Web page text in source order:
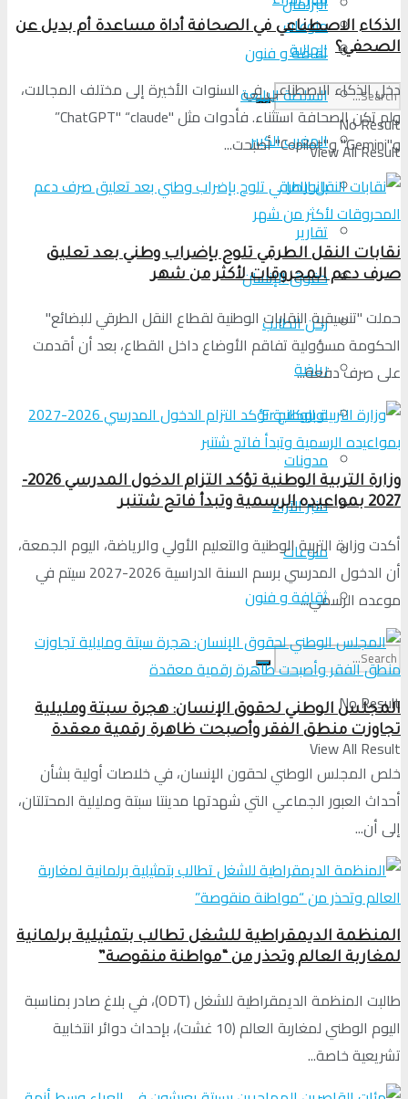
منوعات
ثقافة و فنون
No Result
View All Result
الجالية
السلطة الرابعة
المغرب الكبير
بانوراما
تقارير
حقوق الإنسان
ركن الطالب
رياضة
لوبوكلاج Fr
مدونات
منبر الآراء
منوعات
ثقافة و فنون
No Result
View All Result
الذكاء الاصطناعي في الصحافة أداة مساعدة أم بديل عن
الصحفي؟
دخل الذكاء الاصطناعي في السنوات الأخيرة إلى مختلف المجالات،
ولم تكن الصحافة استثناء. فأدوات مثل "ChatGPT" “claude”
و"Gemini" و"Copilot" أصبحت...
نقابات النقل الطرقي تلوح بإضراب وطني بعد تعليق
صرف دعم المحروقات لأكثر من شهر
حملت "تنسيقية النقابات الوطنية لقطاع النقل الطرقي للبضائع"
الحكومة مسؤولية تفاقم الأوضاع داخل القطاع، بعد أن أقدمت
على صرف دفعة...
وزارة التربية الوطنية تؤكد التزام الدخول المدرسي 2026-
2027 بمواعيده الرسمية وتبدأ فاتح شتنبر
أكدت وزارة التربية الوطنية والتعليم الأولي والرياضة، اليوم الجمعة،
أن الدخول المدرسي برسم السنة الدراسية 2026-2027 سيتم في
موعده الرسمي...
المجلس الوطني لحقوق الإنسان: هجرة سبتة ومليلية
تجاوزت منطق الفقر وأصبحت ظاهرة رقمية معقدة
خلص المجلس الوطني لحقون الإنسان، في خلاصات أولية بشأن
أحداث العبور الجماعي التي شهدتها مدينتا سبتة ومليلية المحتلتان،
إلى أن...
المنظمة الديمقراطية للشغل تطالب بتمثيلية برلمانية
لمغاربة العالم وتحذر من “مواطنة منقوصة”
طالبت المنظمة الديمقراطية للشغل (ODT)، في بلاغ صادر بمناسبة
اليوم الوطني لمغاربة العالم (10 غشت)، بإحداث دوائر انتخابية
تشريعية خاصة...